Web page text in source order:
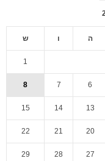
ה ו ש
1
6
7
8
13
14
15
20
21
22
27
28
29